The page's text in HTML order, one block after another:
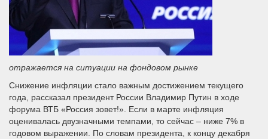
отражается на ситуации на фондовом рынке
Снижение инфляции стало важным достижением текущего
года, рассказал президент России Владимир Путин в ходе
форума ВТБ «Россия зовет!». Если в марте инфляция
оценивалась двузначными темпами, то сейчас – ниже 7% в
годовом выражении. По словам президента, к концу декабря